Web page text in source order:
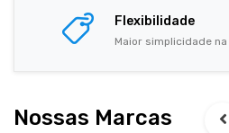
Flexibilidade
Maior simplicidade
Nossas Marcas